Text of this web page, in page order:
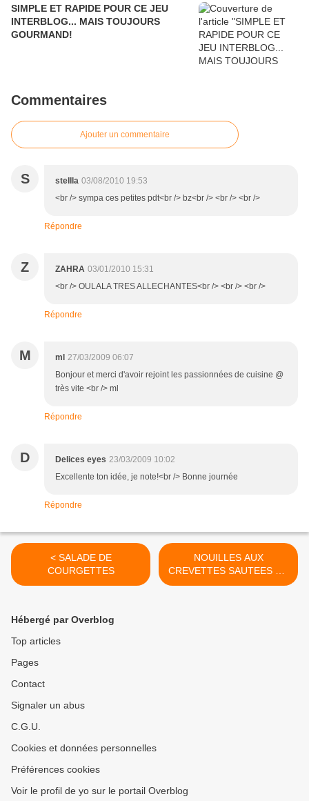
SIMPLE ET RAPIDE POUR CE JEU
INTERBLOG... MAIS TOUJOURS
GOURMAND!
Commentaires
Ajouter un commentaire
S stellla 03/08/2010 19:53
<br /> sympa ces petites pdt<br /> bz<br /> <br /> <br />
Répondre
Z ZAHRA 03/01/2010 15:31
<br /> OULALA TRES ALLECHANTES<br /> <br /> <br />
Répondre
M ml 27/03/2009 06:07
Bonjour et merci d'avoir rejoint les passionnées de cuisine @
très vite <br /> ml
Répondre
D Delices eyes 23/03/2009 10:02
Excellente ton idée, je note!<br /> Bonne journée
Répondre
< SALADE DE
COURGETTES
NOUILLES AUX
CREVETTES SAUTEES AU
MIEL >
Hébergé par Overblog
Top articles
Pages
Contact
Signaler un abus
C.G.U.
Cookies et données personnelles
Préférences cookies
Voir le profil de yo sur le portail Overblog